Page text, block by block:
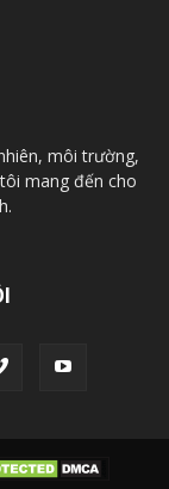
môi trường,
mang đến cho